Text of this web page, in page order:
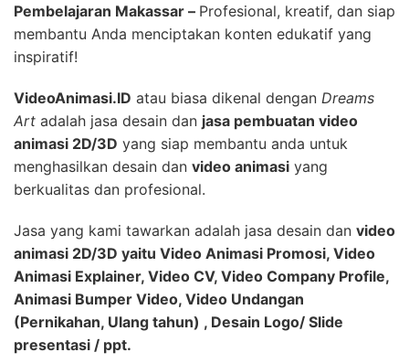
Pembelajaran Makassar – Profesional, kreatif, dan siap
membantu Anda menciptakan konten edukatif yang
inspiratif!
VideoAnimasi.ID atau biasa dikenal dengan Dreams
Art adalah jasa desain dan jasa pembuatan video
animasi 2D/3D yang siap membantu anda untuk
menghasilkan desain dan video animasi yang
berkualitas dan profesional.
Jasa yang kami tawarkan adalah jasa desain dan video
animasi 2D/3D yaitu Video Animasi Promosi, Video
Animasi Explainer, Video CV, Video Company Profile,
Animasi Bumper Video, Video Undangan
(Pernikahan, Ulang tahun) , Desain Logo/ Slide
presentasi / ppt.